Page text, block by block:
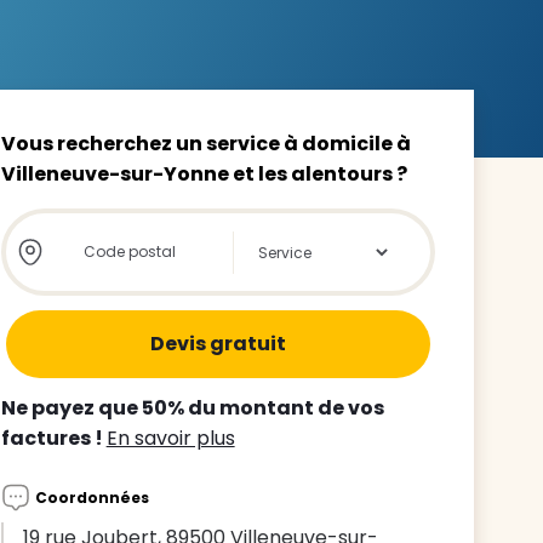
le
enfant
à
Vous recherchez un service à domicile à
Villeneuve-sur-Yonne et les alentours ?
Store locator global - Autocompletion
Rechercher
Ne payez que 50% du montant de vos
factures ! En savoir plus
Coordonnées